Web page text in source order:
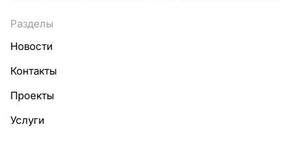
Разделы
Новости
Контакты
Проекты
Услуги